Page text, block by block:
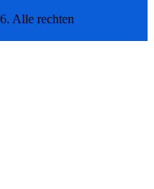
Alle rechten